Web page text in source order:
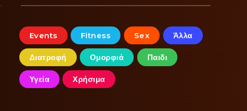
Events Fitness Sex Άλλα
Διατροφή Ομορφιά Παιδι
Υγεία Χρήσιμα